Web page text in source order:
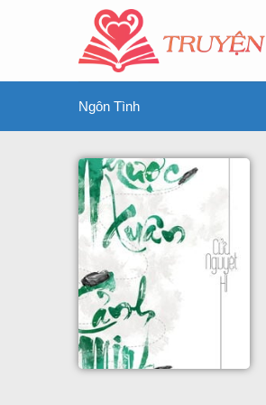
Ngôn Tình